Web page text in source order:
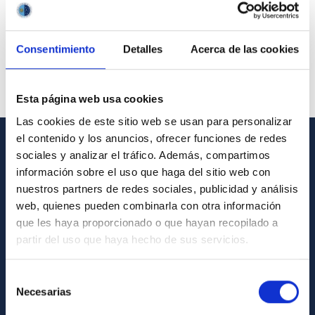
Consentimiento Detalles Acerca de las cookies
Esta página web usa cookies
Las cookies de este sitio web se usan para personalizar
el contenido y los anuncios, ofrecer funciones de redes
sociales y analizar el tráfico. Además, compartimos
información sobre el uso que haga del sitio web con
nuestros partners de redes sociales, publicidad y análisis
web, quienes pueden combinarla con otra información
que les haya proporcionado o que hayan recopilado a
partir del uso que haya hecho de sus servicios.
Necesarias
GENERAL INFORMATION
Contact
How to get to the IAC
List of personnel
Library
General register